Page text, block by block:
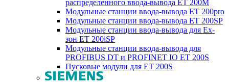
распределенного ввода-вывода ET 200M
Модульные станции ввода-вывода ET 200pro
Модульные станции ввода-вывода ET 200SP
Модульные станции ввода-вывода для Ex-
зон ET 200iSP
Модульные станции ввода-вывода для
PROFIBUS DT и PROFINET IO ET 200S
Пусковые модули для ET 200S